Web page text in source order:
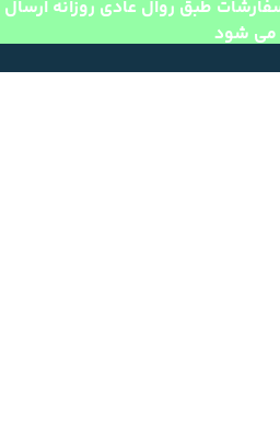
طبق روال عادی روزانه ارسال
می شود